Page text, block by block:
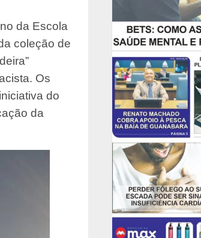
da Escola
coleção de
Os
do
da